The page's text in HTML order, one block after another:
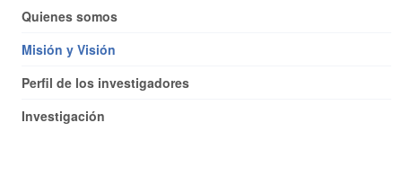
Quienes somos
Misión y Visión
Perfil de los investigadores
Investigación